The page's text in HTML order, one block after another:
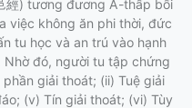
經) tương đương A-thấp bối
việc không ăn phi thời, đức
tu học và an trú vào hạnh
đó, người tu tập chứng
giải thoát; (ii) Tuệ giải
(v) Tín giải thoát; (vi) Tùy